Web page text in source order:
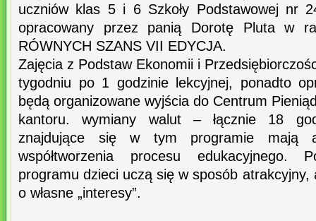
uczniów klas 5 i 6 Szkoły Podstawowej nr
opracowany przez panią Dorotę Pluta w
RÓWNYCH SZANS VII EDYCJA.
Zajęcia z Podstaw Ekonomii i
tygodniu po 1 godzinie lekcyjnej, ponadto
będą organizowane wyjścia do Centrum
kantoru. wymiany walut – łącznie 18
znajdujące się w tym programie mają
współtworzenia procesu edukacyjnego.
programu dzieci uczą się w sposób
o własne „interesy”.